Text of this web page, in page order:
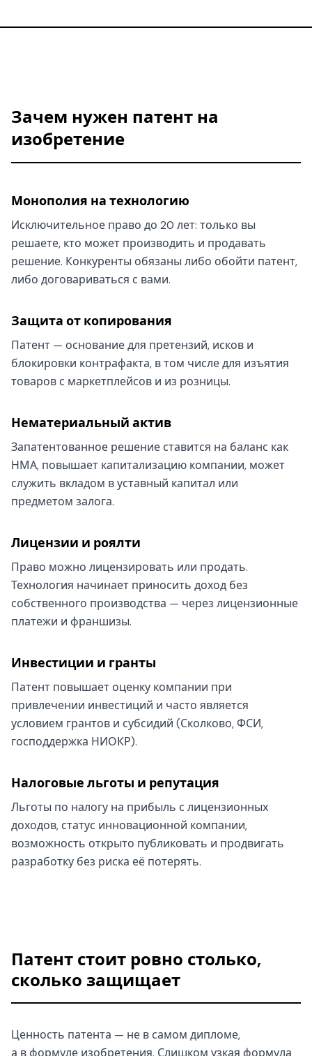
Зачем нужен патент на
изобретение
Монополия на технологию
Исключительное право до 20 лет: только вы
решаете, кто может производить и продавать
решение. Конкуренты обязаны либо обойти патент,
либо договариваться с вами.
Защита от копирования
Патент — основание для претензий, исков и
блокировки контрафакта, в том числе для изъятия
товаров с маркетплейсов и из розницы.
Нематериальный актив
Запатентованное решение ставится на баланс как
НМА, повышает капитализацию компании, может
служить вкладом в уставный капитал или
предметом залога.
Лицензии и роялти
Право можно лицензировать или продать.
Технология начинает приносить доход без
собственного производства — через лицензионные
платежи и франшизы.
Инвестиции и гранты
Патент повышает оценку компании при
привлечении инвестиций и часто является
условием грантов и субсидий (Сколково, ФСИ,
господдержка НИОКР).
Налоговые льготы и репутация
Льготы по налогу на прибыль с лицензионных
доходов, статус инновационной компании,
возможность открыто публиковать и продвигать
разработку без риска её потерять.
Патент стоит ровно столько,
сколько защищает
Ценность патента — не в самом дипломе,
а в формуле изобретения. Слишком узкая формула